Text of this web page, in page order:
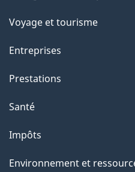
p
a
g
e
Voyage et tourisme
Entreprises
Prestations
Santé
Impôts
Environnement et